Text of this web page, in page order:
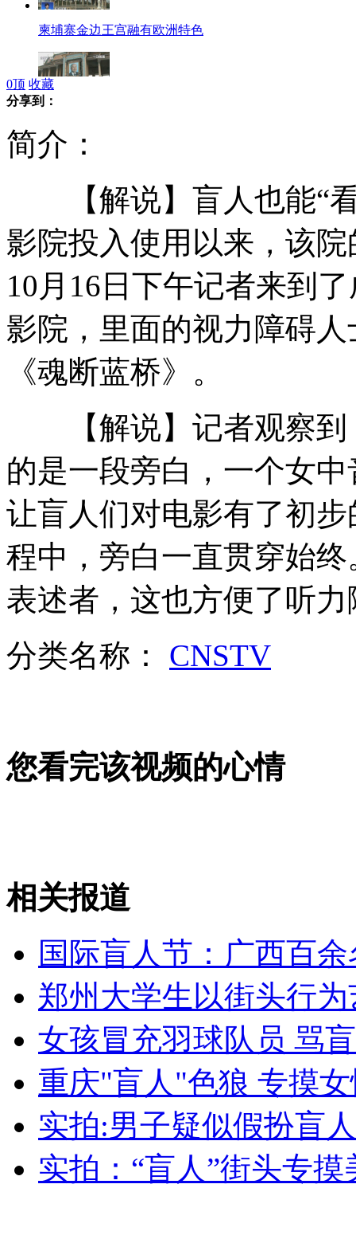
柬埔寨金边王宫融有欧洲特色
梁振英:港府将在内地中部增设办事处
国台办:两岸互设办事机构十分必要
杨毅谈谢长廷林中森访问大陆
西哈努克灵柩抵达金边前往王宫
梵高毕加索等大师7幅名画被盗
山西运城恶犬咬伤多人 警民合力深夜将其击毙
女孩北京地铁殴打老人 痛下狠手拳打脚踢
外交部：反对强权政治霸凌主义
安徽一实载49人客车翻车
消防员救轻生者 花炮节热闹非凡 减压"枕头大战"
纽约上演“枕头大战”
司机酒驾遇交警 急速倒车逃窜
0顶 收藏
分享到：
简介：
【解说】盲人也能“看
影院投入使用以来，该
10月16日下午记者来到
影院，里面的视力障碍
《魂断蓝桥》。
【解说】记者观察到
的是一段旁白，一个女
让盲人们对电影有了初
程中，旁白一直贯穿始
表述者，这也方便了
分类名称： CNSTV
您看完该视频的心情
相关报道
国际盲人节：广西百
郑州大学生以街头行
女孩冒充羽球队员 骂
重庆"盲人"色狼 专摸
实拍:男子疑似假扮盲
实拍：“盲人”街头专摸